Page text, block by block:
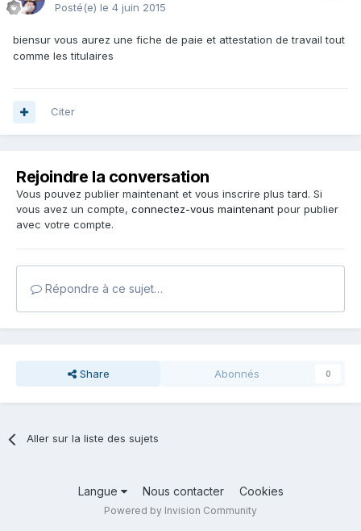
Posté(e) le 4 juin 2015
biensur vous aurez une fiche de paie et attestation de travail tout
comme les titulaires
Citer
Rejoindre la conversation
Vous pouvez publier maintenant et vous inscrire plus tard. Si
vous avez un compte, connectez-vous maintenant pour publier
avec votre compte.
Répondre à ce sujet…
Share Abonnés 0
Aller sur la liste des sujets
Langue Nous contacter Cookies
Powered by Invision Community